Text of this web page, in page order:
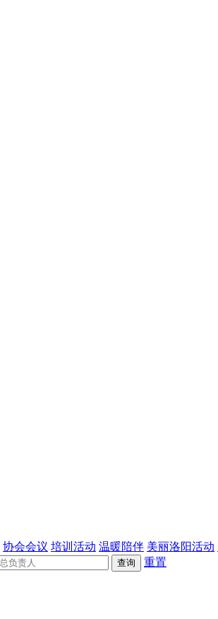
协会会议 培训活动 温暖陪伴 美丽洛阳活动
查询
重置